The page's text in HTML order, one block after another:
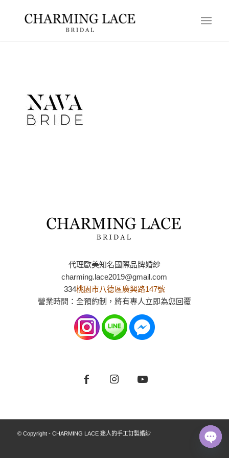
代理歐美知名國際品牌婚紗
charming.lace2019@gmail.com
334桃園市八德區廣興路147號
營業時間：全預約制，將有專人立即為您回覆
© Copyright - CHARMING LACE 迷人的手工訂製婚紗